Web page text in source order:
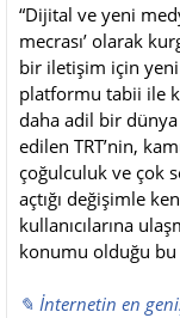
“Dijital ve yeni
mecrası’ olarak
bir iletişim için yeni
platformu tabii ile
daha adil bir
edilen TRT’nin,
çoğulculuk ve çok
açtığı değişimle
kullanıcılarına
konumu olduğu bu
✎ İnternetin en